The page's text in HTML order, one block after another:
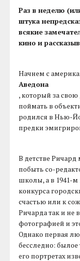
Раз в неделю
штука
всякие
кино и
Начнем с
Аведона
, который за
поймать в
родился в Нью-
предки
В детстве Ричард
побыть со-
школы, а в 1941-м
конкурса
счастью или к
Ричарда так и не
фотографией и
Однако первая
бесследно: былое
его портретах